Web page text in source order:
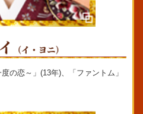
の恋～」(13年)、「ファントム」